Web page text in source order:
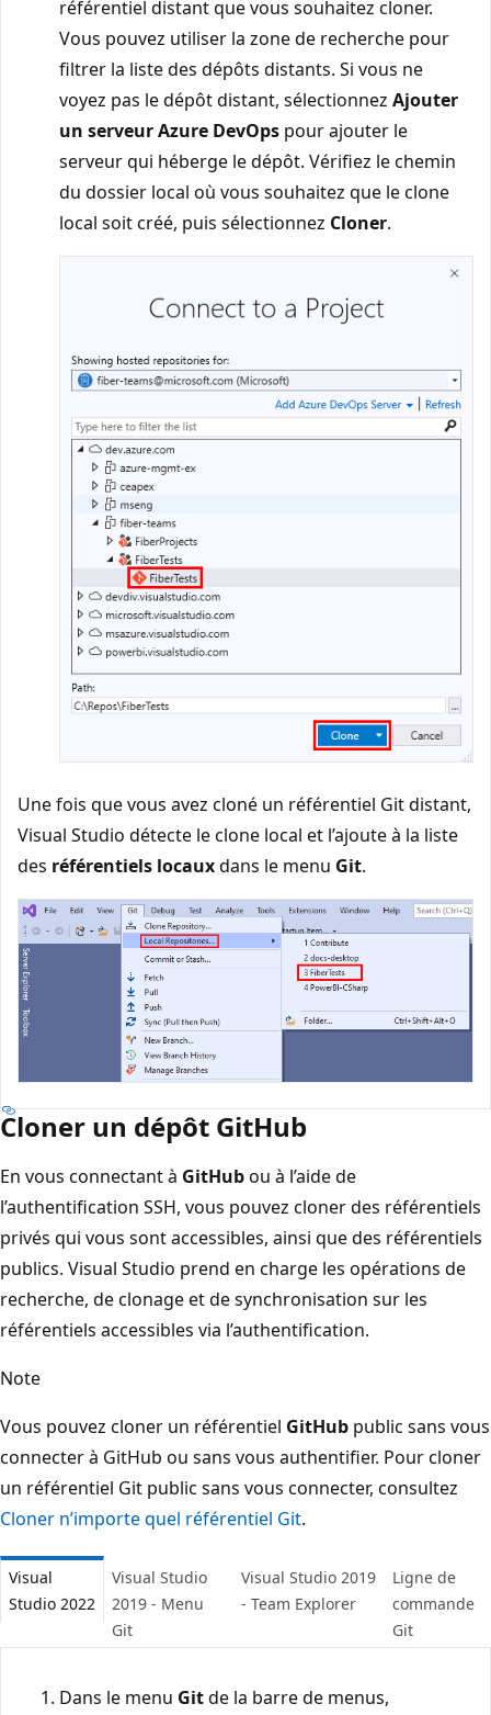
référentiel distant que vous souhaitez cloner.
Vous pouvez utiliser la zone de recherche pour
filtrer la liste des dépôts distants. Si vous ne
voyez pas le dépôt distant, sélectionnez Ajouter
un serveur Azure DevOps pour ajouter le
serveur qui héberge le dépôt. Vérifiez le chemin
du dossier local où vous souhaitez que le clone
local soit créé, puis sélectionnez Cloner.
Une fois que vous avez cloné un référentiel Git distant,
Visual Studio détecte le clone local et l’ajoute à la liste
des référentiels locauxdans le menu Git.
Cloner un dépôt GitHub
En vous connectant à GitHubou à l’aide de
l’authentification SSH, vous pouvez cloner des référentiels
privés qui vous sont accessibles, ainsi que des référentiels
publics. Visual Studio prend en charge les opérations de
recherche, de clonage et de synchronisation sur les
référentiels accessibles via l’authentification.
Note
Vous pouvez cloner un référentiel GitHub public sans vous
connecter à GitHub ou sans vous authentifier. Pour cloner
un référentiel Git public sans vous connecter, consultez
Cloner n’importe quel référentiel Git.
Visual
Studio 2022
Visual Studio
2019 - Menu
Git
Visual Studio 2019
- Team Explorer
Ligne de
commande
Git
Dans le menu Gitde la barre de menus,